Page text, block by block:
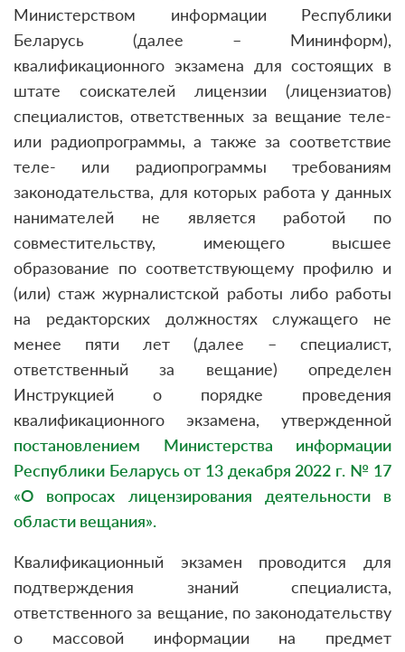
Министерством информации Республики
Беларусь (далее – Мининформ),
квалификационного экзамена для состоящих в
штате соискателей лицензии (лицензиатов)
специалистов, ответственных за вещание теле-
или радиопрограммы, а также за соответствие
теле- или радиопрограммы требованиям
законодательства, для которых работа у данных
нанимателей не является работой по
совместительству, имеющего высшее
образование по соответствующему профилю и
(или) стаж журналистской работы либо работы
на редакторских должностях служащего не
менее пяти лет (далее – специалист,
ответственный за вещание) определен
Инструкцией о порядке проведения
квалификационного экзамена, утвержденной
постановлением Министерства информации
Республики Беларусь от 13 декабря 2022 г. № 17
«О вопросах лицензирования деятельности в
области вещания».
Квалификационный экзамен проводится для
подтверждения знаний специалиста,
ответственного за вещание, по законодательству
о массовой информации на предмет